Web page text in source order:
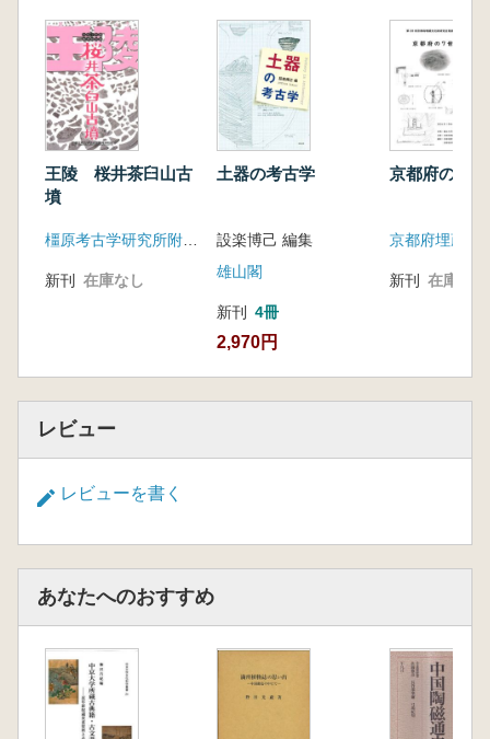
1 物語から史伝へ
2 国家と君主の正統性
3 「春秋家」
4 名を記す
第六章 儒教と史学
1 『尚書』を受け継ぐ
2 漢の賛美と王莽の否定
4 正統の表現
おわりに―史学の自立と国家の正統性
1 史料批判とその限界
王陵 桜井茶臼山古
墳
橿原考古学研究所附属博物館
新刊 在庫なし
土器の考古学
設楽博己 編集
雄山閣
新刊 4冊
2,970円
京都府の7世
新刊 在庫なし
レビュー
レビューを書く
あなたへのおすすめ